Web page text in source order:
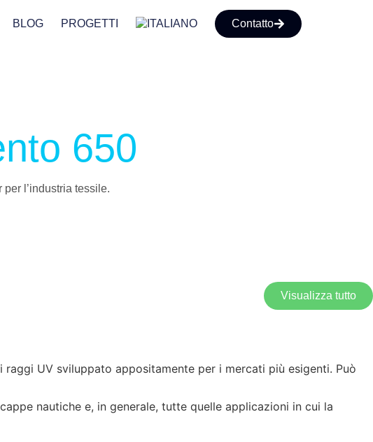
BLOG PROGETTI Contatto
650
l’industria tessile.
Visualizza tutto
UV sviluppato appositamente per i mercati più esigenti. Può
nautiche e, in generale, tutte quelle applicazioni in cui la